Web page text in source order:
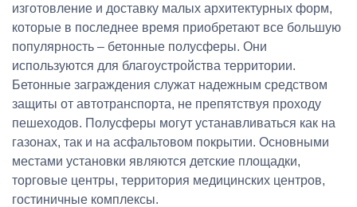
изготовление и доставку малых архитектурных форм,
которые в последнее время приобретают все большую
популярность – бетонные полусферы. Они
используются для благоустройства территории.
Бетонные заграждения служат надежным средством
защиты от автотранспорта, не препятствуя проходу
пешеходов. Полусферы могут устанавливаться как на
газонах, так и на асфальтовом покрытии. Основными
местами установки являются детские площадки,
торговые центры, территория медицинских центров,
гостиничные комплексы.